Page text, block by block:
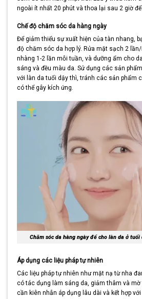
ngoài ít nhất 20 phút và thoa lại sau 2 giờ
Chế độ chăm sóc da hàng ngày
Để giảm thiểu sự xuất hiện của tàn nhang,
độ chăm sóc da hợp lý. Rửa mặt sạch 2
nhàng 1-2 lần mỗi tuần, và dưỡng ẩm cho
sáng và đều màu da. Sử dụng các sản
với làn da tuổi dậy thì, tránh các sản phẩm
có thể gây kích ứng.
Chăm sóc da hàng ngày để cho làn da ở
Áp dụng các liệu pháp tự nhiên
Các liệu pháp tự nhiên như mặt nạ từ nha
có tác dụng làm sáng da, giảm thâm và mờ
cần kiên nhẫn áp dụng lâu dài và kết hợp